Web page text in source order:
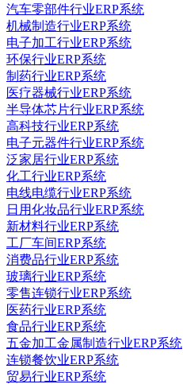
汽车零部件行业ERP系统
机械制造行业ERP系统
电子加工行业ERP系统
环保行业ERP系统
制药行业ERP系统
医疗器械行业ERP系统
半导体芯片行业ERP系统
高科技行业ERP系统
电子元器件行业ERP系统
泛家居行业ERP系统
化工行业ERP系统
电线电缆行业ERP系统
日用化妆品行业ERP系统
新材料行业ERP系统
工厂车间ERP系统
消费品行业ERP系统
玻璃行业ERP系统
零售连锁行业ERP系统
医药行业ERP系统
食品行业ERP系统
五金加工金属制造行业ERP系统
连锁餐饮业ERP系统
贸易行业ERP系统